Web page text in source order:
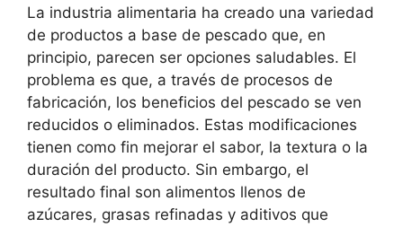
La industria alimentaria ha creado una variedad
de productos a base de pescado que, en
principio, parecen ser opciones saludables. El
problema es que, a través de procesos de
fabricación, los beneficios del pescado se ven
reducidos o eliminados. Estas modificaciones
tienen como fin mejorar el sabor, la textura o la
duración del producto. Sin embargo, el
resultado final son alimentos llenos de
azúcares, grasas refinadas y aditivos que